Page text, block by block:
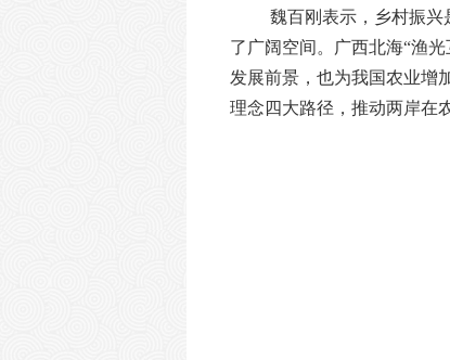
魏百刚表示，乡村振
了广阔空间。广西北海“渔
发展前景，也为我国农业增
理念四大路径，推动两岸在